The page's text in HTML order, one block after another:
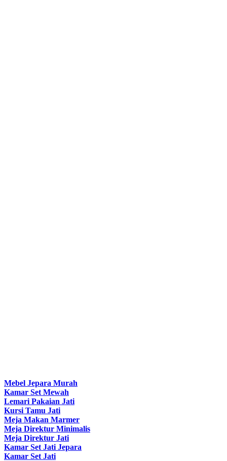
Mebel Jepara Murah
Kamar Set Mewah
Lemari Pakaian Jati
Kursi Tamu Jati
Meja Makan Marmer
Meja Direktur Minimalis
Meja Direktur Jati
Kamar Set Jati Jepara
Kamar Set Jati